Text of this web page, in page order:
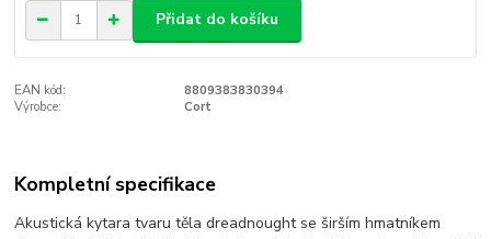
Přidat do košíku
EAN kód:
8809383830394
Výrobce:
Cort
Kompletní specifikace
Akustická kytara tvaru těla dreadnought se širším hmatníkem